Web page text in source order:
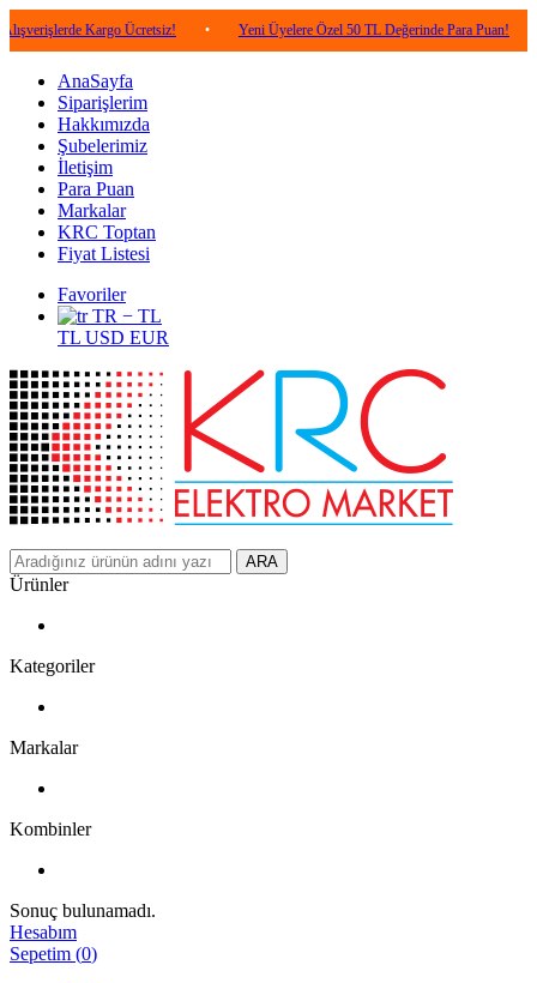
Kargo Ücretsiz! • Yeni Üyelere Özel 50 TL Değerinde Para Puan! •
AnaSayfa
Siparişlerim
Hakkımızda
Şubelerimiz
İletişim
Para Puan
Markalar
KRC Toptan
Fiyat Listesi
Favoriler
TR − TL
TL USD EUR
ARA
Ürünler
Kategoriler
Markalar
Kombinler
Sonuç bulunamadı.
Hesabım
Sepetim (0)